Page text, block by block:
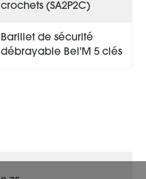
crochets (SA2P2C)
Barillet de sécurité
débrayable Bel'M 5 clés